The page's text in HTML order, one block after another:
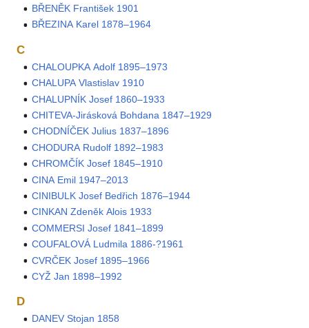
BŘENĚK František 1901
BŘEZINA Karel 1878–1964
C
CHALOUPKA Adolf 1895–1973
CHALUPA Vlastislav 1910
CHALUPNÍK Josef 1860–1933
CHITEVA-Jirásková Bohdana 1847–1929
CHODNÍČEK Julius 1837–1896
CHODURA Rudolf 1892–1983
CHROMČÍK Josef 1845–1910
CINA Emil 1947–2013
CINIBULK Josef Bedřich 1876–1944
CINKAN Zdeněk Alois 1933
COMMERSI Josef 1841–1899
COUFALOVÁ Ludmila 1886-?1961
CVRČEK Josef 1895–1966
CYŽ Jan 1898–1992
D
DANEV Stojan 1858